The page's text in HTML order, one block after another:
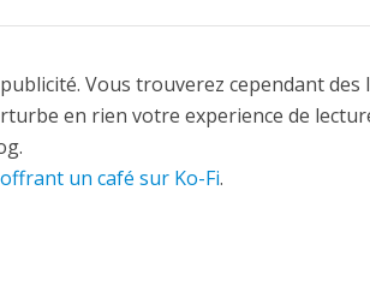
Vous trouverez cependant des
en rien votre experience de
un café sur Ko-Fi.